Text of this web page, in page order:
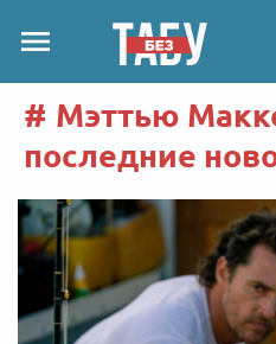
Мэттью
последние